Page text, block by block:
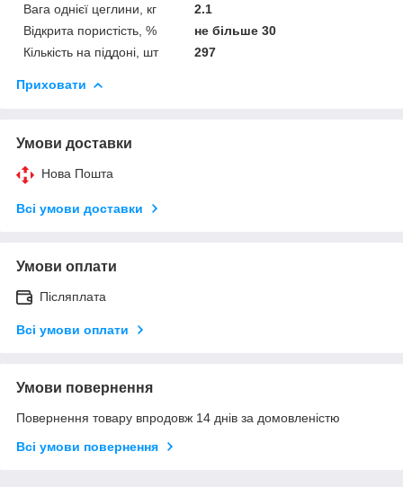
Вага однієї цеглини, кг
2.1
Відкрита пористість, %
не більше 30
Кількість на піддоні, шт
297
Приховати
Умови доставки
Нова Пошта
Всі умови доставки
Умови оплати
Післяплата
Всі умови оплати
Умови повернення
Повернення товару впродовж 14 днів за домовленістю
Всі умови повернення